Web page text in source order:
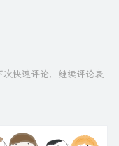
快速评论，继续评论表